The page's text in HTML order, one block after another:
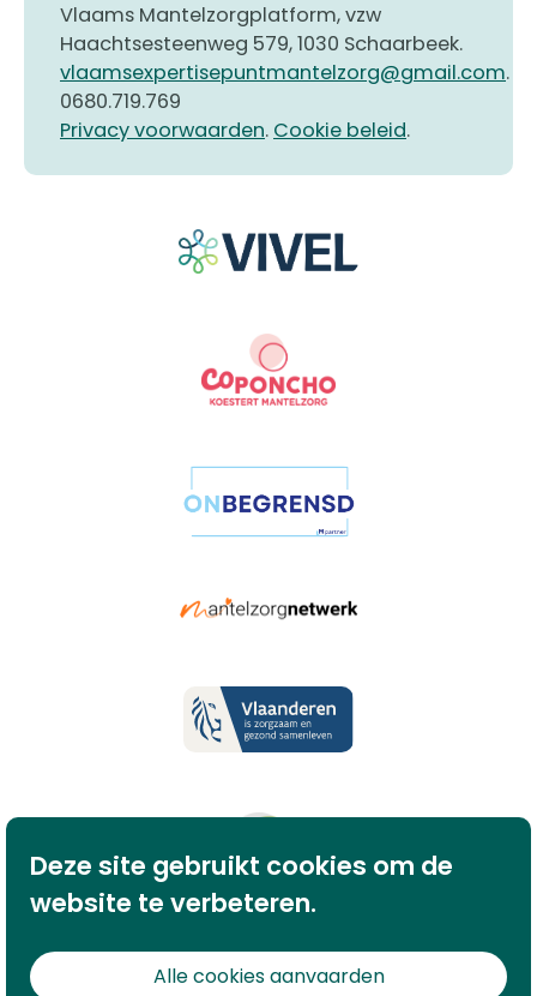
Vlaams Mantelzorgplatform, vzw
Haachtsesteenweg 579, 1030 Schaarbeek.
vlaamsexpertisepuntmantelzorg@gmail.com.
0680.719.769
Privacy voorwaarden. Cookie beleid.
Deze site gebruikt cookies om de
website te verbeteren.
Alle cookies aanvaarden